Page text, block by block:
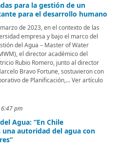
para la gestión de un
para el desarrollo humano
de 2023, en el contexto de las
empresa y bajo el marco del
del Agua – Master of Water
el director académico del
Rubio Romero, junto al director
Bravo Fortune, sostuvieron con
de Planificación,... Ver artículo
pm
Agua: “En Chile
una autoridad del agua con